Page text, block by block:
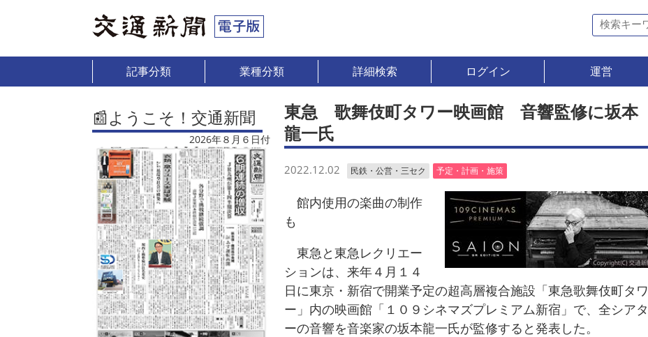
記事分類 業種分類 詳細検索 ログイン 運営
📰ようこそ！交通新聞
2026年８月６日付
東急 歌舞伎町タワー映画館 音響監修に坂本
龍一氏
2022.12.02 民鉄・公営・三セク 予定・計画・施策
館内使用の楽曲の制作
も
東急と東急レクリエー
ションは、来年４月１４
日に東京・新宿で開業予定の超高層複合施設「東急歌舞伎町タワ
ー」内の映画館「１０９シネマズプレミアム新宿」で、全シアタ
ーの音響を音楽家の坂本龍一氏が監修すると発表した。